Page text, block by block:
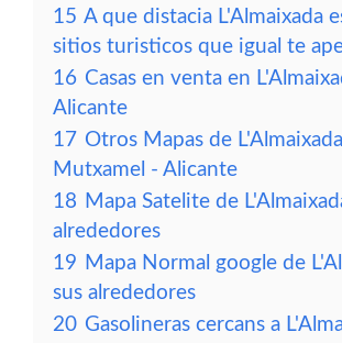
15 A que distacia L'Almaixada
sitios turisticos que igual te
16 Casas en venta en
Alicante
17 Otros Mapas de
Mutxamel - Alicante
18 Mapa Satelite de
alrededores
19 Mapa Normal google de
sus alrededores
20 Gasolineras cercans a